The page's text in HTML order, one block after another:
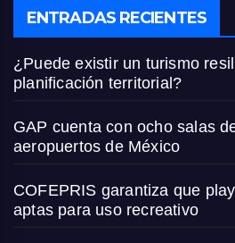
ENTRADAS RECIENTES
¿Puede existir un turismo
planificación territorial?
GAP cuenta con ocho salas
aeropuertos de México
COFEPRIS garantiza que
aptas para uso recreativo